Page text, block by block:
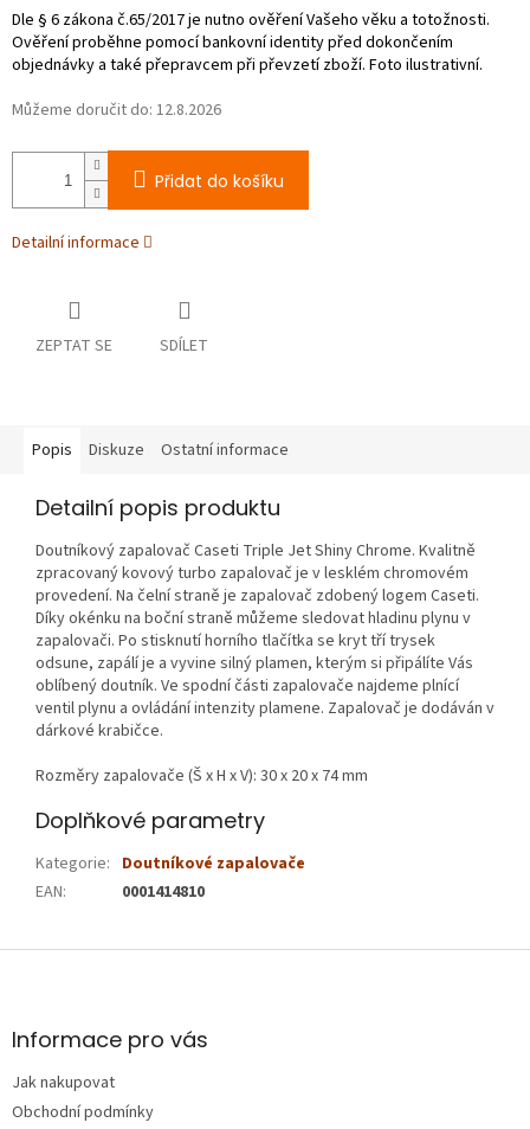
Můžeme doručit do: 12.8.2026
Přidat do košíku
Detailní informace
ZEPTAT SE SDÍLET
Popis Diskuze Ostatní informace
Detailní popis produktu
Doutníkový zapalovač Caseti Triple Jet Shiny Chrome. Kvalitně
zpracovaný kovový turbo zapalovač je v lesklém chromovém
provedení. Na čelní straně je zapalovač zdobený logem Caseti.
Díky okénku na boční straně můžeme sledovat hladinu plynu v
zapalovači. Po stisknutí horního tlačítka se kryt tří trysek
odsune, zapálí je a vyvine silný plamen, kterým si připálíte Vás
oblíbený doutník. Ve spodní části zapalovače najdeme plnící
ventil plynu a ovládání intenzity plamene. Zapalovač je dodáván v
dárkové krabičce.
Rozměry zapalovače (Š x H x V): 30 x 20 x 74 mm
Doplňkové parametry
Kategorie: Doutníkové zapalovače
EAN: 0001414810
Z
aInformace pro vás
Jak nakupovat
Obchodní podmínky